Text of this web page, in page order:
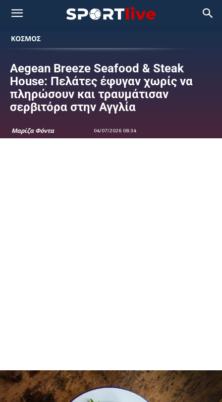
ΚΟΣΜΟΣ
Aegean Breeze Seafood & Steak
House: Πελάτες έφυγαν χωρίς να
πληρώσουν και τραυμάτισαν
σερβιτόρα στην Αγγλία
Μαρίζα Φόντα 04/07/2026 08:34